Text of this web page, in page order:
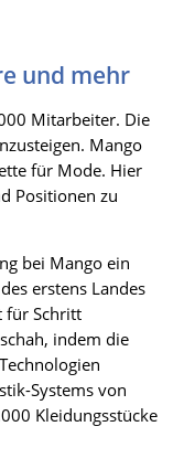
und mehr
Mitarbeiter. Die
Mango
für Mode. Hier
Positionen zu
bei Mango ein
erstens Landes
für Schritt
indem die
Systems von
Kleidungsstücke